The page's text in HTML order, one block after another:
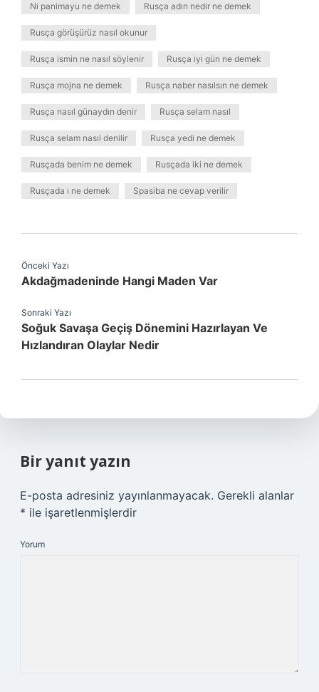
Ni panimayu ne demek Rusça adın nedir ne demek
Rusça görüşürüz nasıl okunur
Rusça ismin ne nasıl söylenir Rusça iyi gün ne demek
Rusça mojna ne demek Rusça naber nasılsın ne demek
Rusça nasıl günaydın denir Rusça selam nasıl
Rusça selam nasıl denilir Rusça yedi ne demek
Rusçada benim ne demek Rusçada iki ne demek
Rusçada ı ne demek Spasiba ne cevap verilir
Önceki Yazı
Akdağmadeninde Hangi Maden Var
Sonraki Yazı
Soğuk Savaşa Geçiş Dönemini Hazırlayan Ve
Hızlandıran Olaylar Nedir
Bir yanıt yazın
E-posta adresiniz yayınlanmayacak. Gerekli alanlar
* ile işaretlenmişlerdir
Yorum